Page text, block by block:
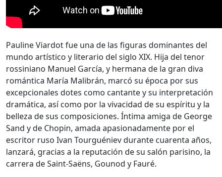
Pauline Viardot fue una de las figuras dominantes del
mundo artístico y literario del siglo XIX. Hija del tenor
rossiniano Manuel García, y hermana de la gran diva
romántica María Malibrán, marcó su época por sus
excepcionales dotes como cantante y su interpretación
dramática, así como por la vivacidad de su espíritu y la
belleza de sus composiciones. Íntima amiga de George
Sand y de Chopin, amada apasionadamente por el
escritor ruso Ivan Tourguéniev durante cuarenta años,
lanzará, gracias a la reputación de su salón parisino, la
carrera de Saint-Saëns, Gounod y Fauré.